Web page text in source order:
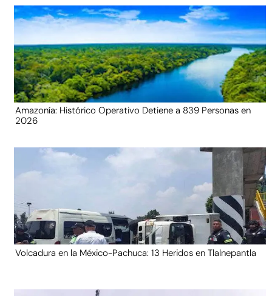
Amazonía: Histórico Operativo Detiene a 839 Personas en
2026
Volcadura en la México-Pachuca: 13 Heridos en Tlalnepantla